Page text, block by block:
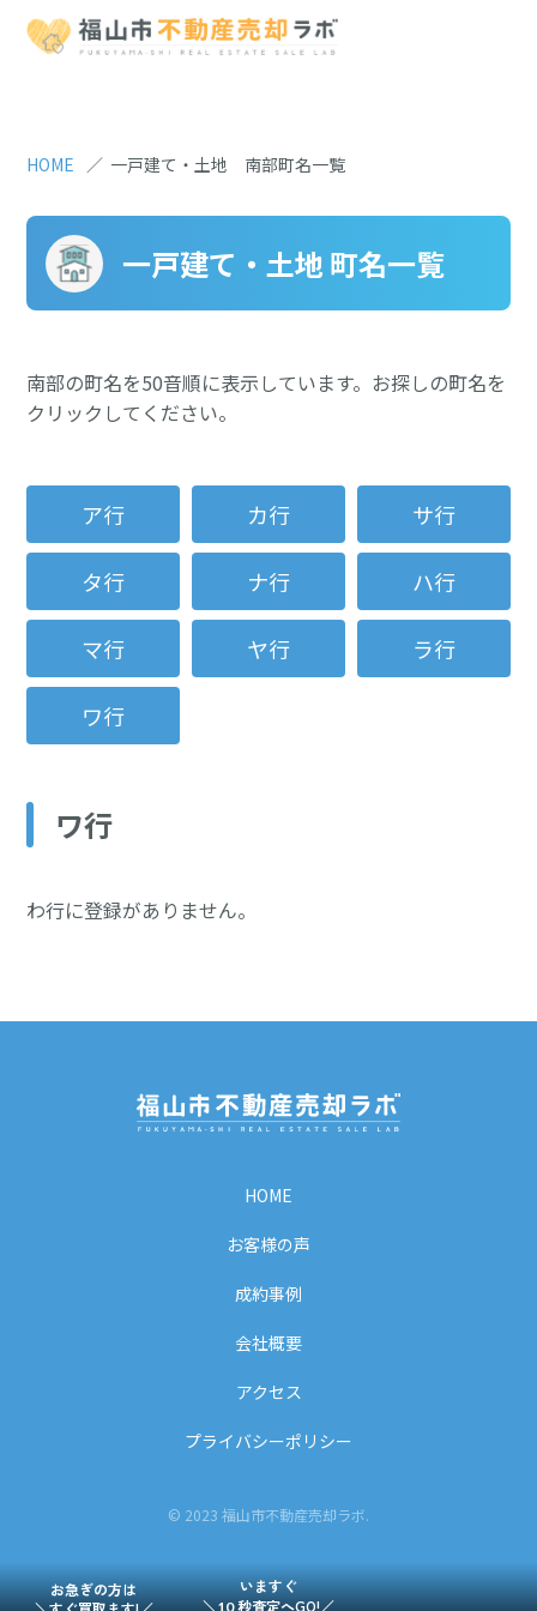
ワ/index.html [query] => )
HOME 一戸建て・土地 南部町名一覧
一戸建て・土地 町名一覧
南部の町名を50音順に表示しています。お探しの町名を
クリックしてください。
ア行 カ行 サ行
タ行 ナ行 ハ行
マ行 ヤ行 ラ行
ワ行
ワ行
わ行に登録がありません。
HOME
お客様の声
成約事例
会社概要
アクセス
プライバシーポリシー
© 2023 福山市不動産売却ラボ.
お急ぎの方は
いますぐ
＼10秒査定へGO!／